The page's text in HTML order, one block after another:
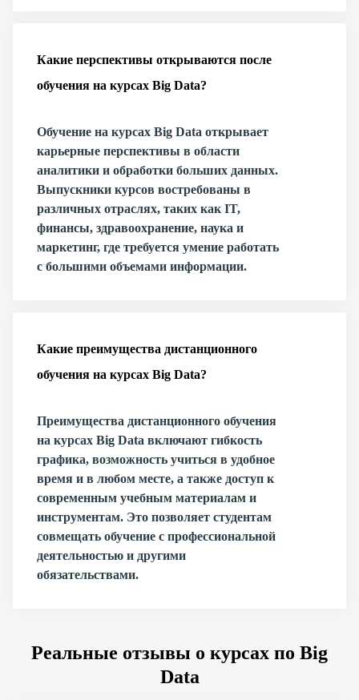
Какие перспективы открываются после
обучения на курсах Big Data?
Обучение на курсах Big Data открывает
карьерные перспективы в области
аналитики и обработки больших данных.
Выпускники курсов востребованы в
различных отраслях, таких как IT,
финансы, здравоохранение, наука и
маркетинг, где требуется умение работать
с большими объемами информации.
Какие преимущества дистанционного
обучения на курсах Big Data?
Преимущества дистанционного обучения
на курсах Big Data включают гибкость
графика, возможность учиться в удобное
время и в любом месте, а также доступ к
современным учебным материалам и
инструментам. Это позволяет студентам
совмещать обучение с профессиональной
деятельностью и другими
обязательствами.
Реальные отзывы о курсах по Big
Data